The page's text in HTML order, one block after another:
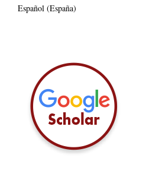
Español (España)